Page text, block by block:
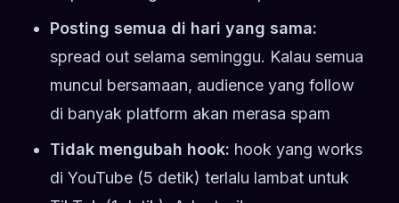
Posting semua di hari yang sama:
spread out selama seminggu. Kalau semua
muncul bersamaan, audience yang follow
di banyak platform akan merasa spam
Tidak mengubah hook: hook yang works
di YouTube (5 detik) terlalu lambat untuk